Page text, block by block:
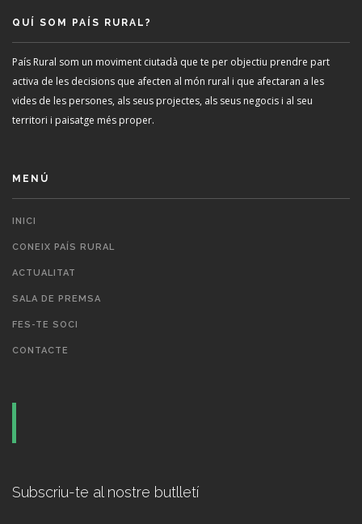
QUÍ SOM PAÍS RURAL?
País Rural som un moviment ciutadà que te per objectiu prendre part
activa de les decisions que afecten al món rural i que afectaran a les
vides de les persones, als seus projectes, als seus negocis i al seu
territori i paisatge més proper.
MENÚ
INICI
CONEIX PAÍS RURAL
ACTUALITAT
SALA DE PREMSA
FES-TE SOCI
CONTACTE
Subscriu-te al nostre butlletí